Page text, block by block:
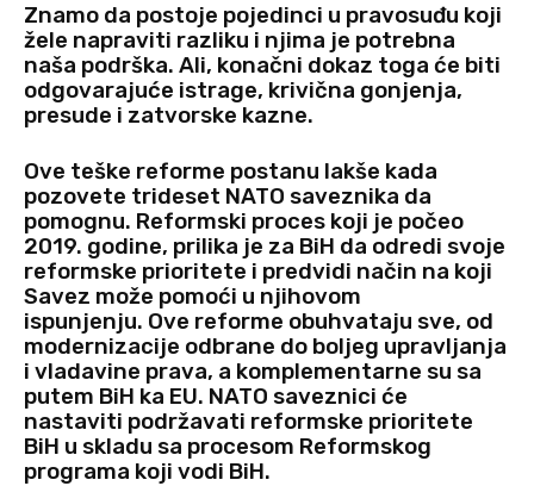
Znamo da postoje pojedinci u pravosuđu koji
žele napraviti razliku i njima je potrebna
naša podrška. Ali, konačni dokaz toga će biti
odgovarajuće istrage, krivična gonjenja,
presude i zatvorske kazne.
Ove teške reforme postanu lakše kada
pozovete trideset NATO saveznika da
pomognu. Reformski proces koji je počeo
2019. godine, prilika je za BiH da odredi svoje
reformske prioritete i predvidi način na koji
Savez može pomoći u njihovom
ispunjenju. Ove reforme obuhvataju sve, od
modernizacije odbrane do boljeg upravljanja
i vladavine prava, a komplementarne su sa
putem BiH ka EU. NATO saveznici će
nastaviti podržavati reformske prioritete
BiH u skladu sa procesom Reformskog
programa koji vodi BiH.